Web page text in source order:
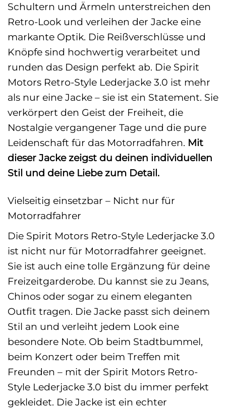
Schultern und Ärmeln unterstreichen den
Retro-Look und verleihen der Jacke eine
markante Optik. Die Reißverschlüsse und
Knöpfe sind hochwertig verarbeitet und
runden das Design perfekt ab. Die Spirit
Motors Retro-Style Lederjacke 3.0 ist mehr
als nur eine Jacke – sie ist ein Statement. Sie
verkörpert den Geist der Freiheit, die
Nostalgie vergangener Tage und die pure
Leidenschaft für das Motorradfahren. Mit
dieser Jacke zeigst du deinen individuellen
Stil und deine Liebe zum Detail.
Vielseitig einsetzbar – Nicht nur für
Motorradfahrer
Die Spirit Motors Retro-Style Lederjacke 3.0
ist nicht nur für Motorradfahrer geeignet.
Sie ist auch eine tolle Ergänzung für deine
Freizeitgarderobe. Du kannst sie zu Jeans,
Chinos oder sogar zu einem eleganten
Outfit tragen. Die Jacke passt sich deinem
Stil an und verleiht jedem Look eine
besondere Note. Ob beim Stadtbummel,
beim Konzert oder beim Treffen mit
Freunden – mit der Spirit Motors Retro-
Style Lederjacke 3.0 bist du immer perfekt
gekleidet. Die Jacke ist ein echter